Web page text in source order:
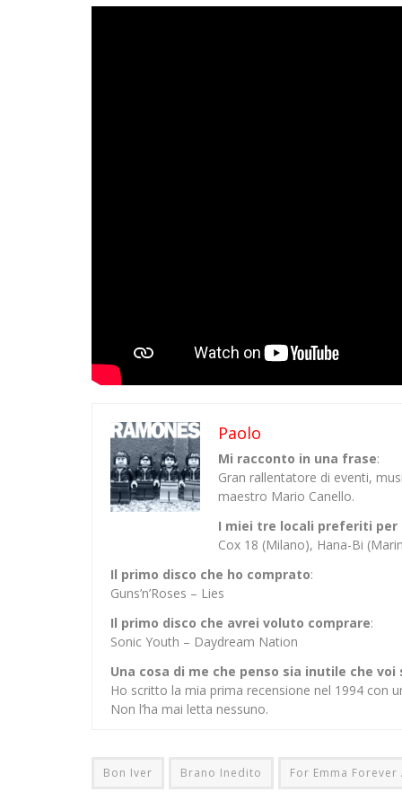
Paolo
Mi racconto in una frase:
Gran rallentatore di eventi,
maestro Mario Canello.
I miei tre locali preferiti per
Cox 18 (Milano), Hana-Bi
Il primo disco che ho comprato:
Guns’n’Roses – Lies
Il primo disco che avrei voluto comprare:
Sonic Youth – Daydream Nation
Una cosa di me che penso sia inutile che
Ho scritto la mia prima recensione nel 1994 con
Non l’ha mai letta nessuno.
Bon Iver Brano Inedito For Emma Forever